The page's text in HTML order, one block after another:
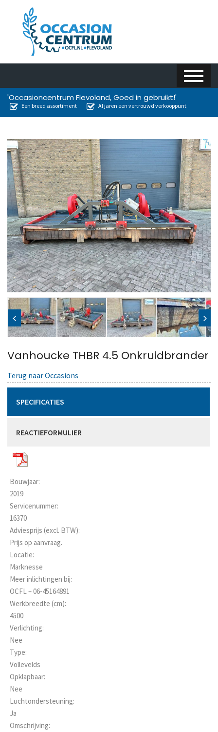
'Occasioncentrum Flevoland, Goed in gebruikt!'
Een breed assortiment Al jaren een vertrouwd verkooppunt
Vanhoucke THBR 4.5 Onkruidbrander
Terug naar Occasions
SPECIFICATIES
REACTIEFORMULIER
Bouwjaar:
2019
Servicenummer:
16370
Adviesprijs (excl. BTW):
Prijs op aanvraag.
Locatie:
Marknesse
Meer inlichtingen bij:
OCFL – 06-45164891
Werkbreedte (cm):
4500
Verlichting:
Nee
Type:
Vollevelds
Opklapbaar:
Nee
Luchtondersteuning:
Ja
Omschrijving: